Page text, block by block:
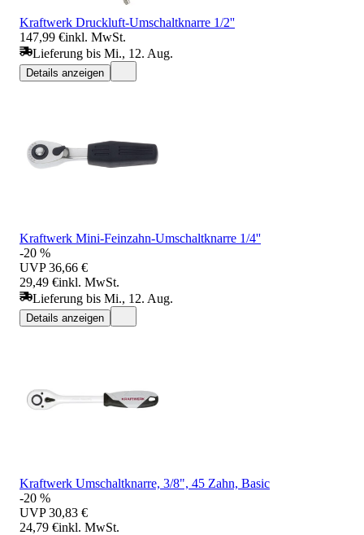
Kraftwerk Druckluft-Umschaltknarre 1/2''
147,99 €inkl. MwSt.
Lieferung bis Mi., 12. Aug.
Details anzeigen
Kraftwerk Mini-Feinzahn-Umschaltknarre 1/4''
-20 %
UVP 36,66 €
29,49 €inkl. MwSt.
Lieferung bis Mi., 12. Aug.
Details anzeigen
Kraftwerk Umschaltknarre, 3/8", 45 Zahn, Basic
-20 %
UVP 30,83 €
24,79 €inkl. MwSt.